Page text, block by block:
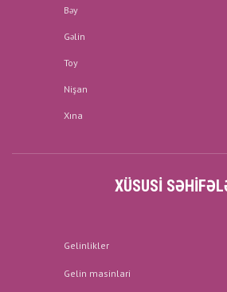
Bəy
Gəlin
Toy
Nişan
Xına
XÜSUSI
Gelinlikler
Gelin masinlari